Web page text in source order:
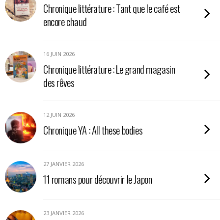
Chronique littérature : Tant que le café est
encore chaud
16 JUIN 2026
Chronique littérature : Le grand magasin
des rêves
12 JUIN 2026
Chronique YA : All these bodies
27 JANVIER 2026
11 romans pour découvrir le Japon
23 JANVIER 2026